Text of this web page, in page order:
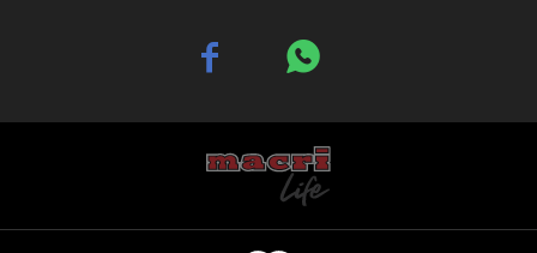
 